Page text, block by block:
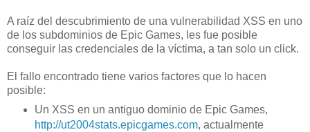
A raíz del descubrimiento de una vulnerabilidad XSS en uno
de los subdominios de Epic Games, les fue posible
conseguir las credenciales de la víctima, a tan solo un click.
El fallo encontrado tiene varios factores que lo hacen
posible:
Un XSS en un antiguo dominio de Epic Games,
http://ut2004stats.epicgames.com, actualmente